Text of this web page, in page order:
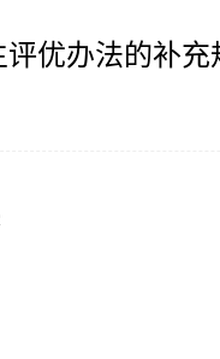
优办法的补充